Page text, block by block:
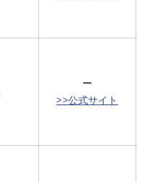
ー
>>公式サイト